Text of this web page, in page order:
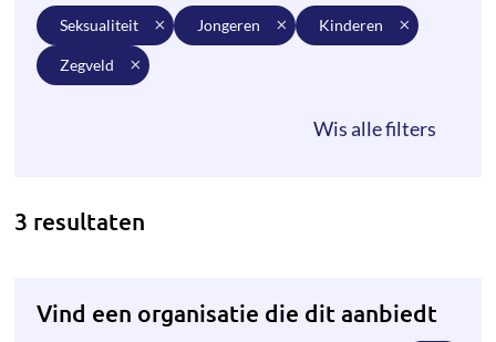
seksualiteit jongeren kinderen
zegveld
3 resultaten
Vind een organisatie die dit aanbiedt